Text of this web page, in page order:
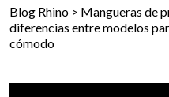
Blog Rhino > Mangueras de
diferencias entre modelos
cómodo